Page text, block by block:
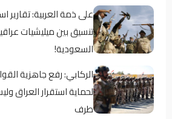
على ذمة العربية: تقارير
تنسيق بين ميليشيات
السعودية!
الركابي: رفع جاهزية
لحماية استقرار العراق
طرف